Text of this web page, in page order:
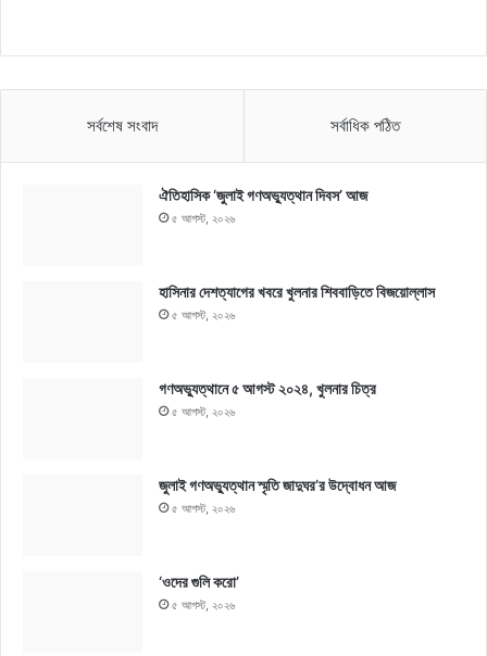
সর্বশেষ সংবাদ সর্বাধিক পঠিত
ঐতিহাসিক ‘জুলাই গণঅভ্যুত্থান দিবস’ আজ
৫ আগস্ট, ২০২৬
হাসিনার দেশত্যাগের খবরে খুলনার শিববাড়িতে বিজয়োল্লাস
৫ আগস্ট, ২০২৬
গণঅভ্যুত্থানে ৫ আগস্ট ২০২৪, খুলনার চিত্র
৫ আগস্ট, ২০২৬
জুলাই গণঅভ্যুত্থান স্মৃতি জাদুঘর’র উদ্বোধন আজ
৫ আগস্ট, ২০২৬
‘ওদের গুলি করো’
৫ আগস্ট, ২০২৬